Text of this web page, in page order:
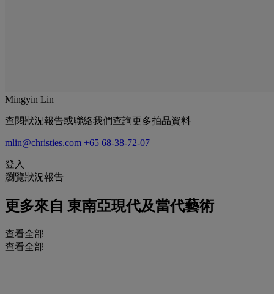
Mingyin Lin
查閱狀況報告或聯絡我們查詢更多拍品資料
mlin@christies.com +65 68-38-72-07
登入
瀏覽狀況報告
更多來自 東南亞現代及當代藝術
查看全部
查看全部